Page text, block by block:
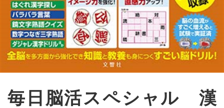
毎日脳活スペシャル 漢